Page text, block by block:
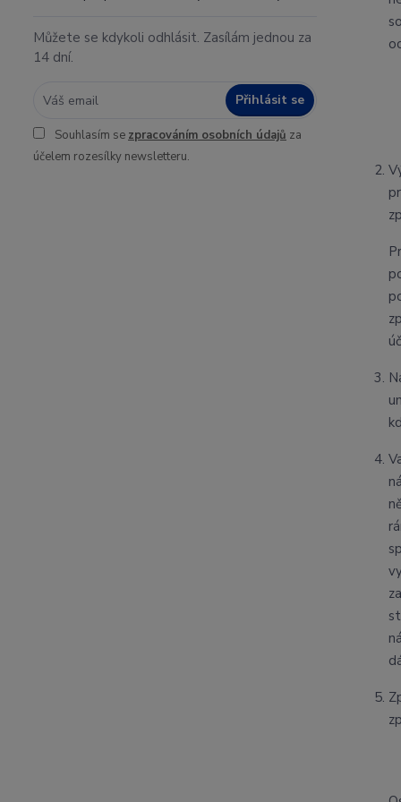
Můžete se kdykoli odhlásit. Zasílám jednou za
14 dní.
Přihlásit se
Souhlasím se zpracováním osobních údajů za
účelem rozesílky newsletteru.